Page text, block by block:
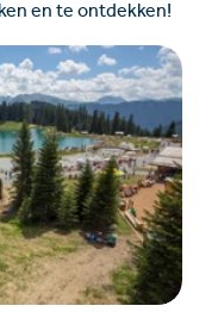
en te ontdekken!